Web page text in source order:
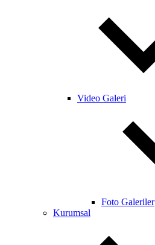
Video Galeri
Foto Galeriler
Kurumsal